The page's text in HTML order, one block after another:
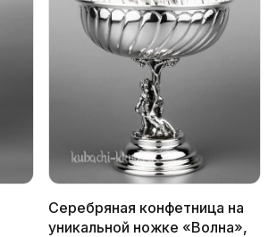
Серебряная конфетница на
уникальной ножке «Волна»,